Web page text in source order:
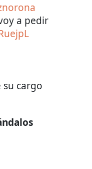
a pedir
cargo